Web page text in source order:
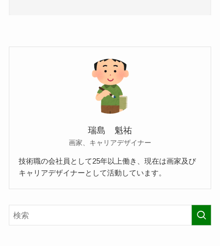
瑞島 魁祐
画家、キャリアデザイナー
技術職の会社員として25年以上働き、現在は画家及び
キャリアデザイナーとして活動しています。